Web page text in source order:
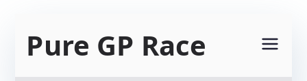
Pure GP Race